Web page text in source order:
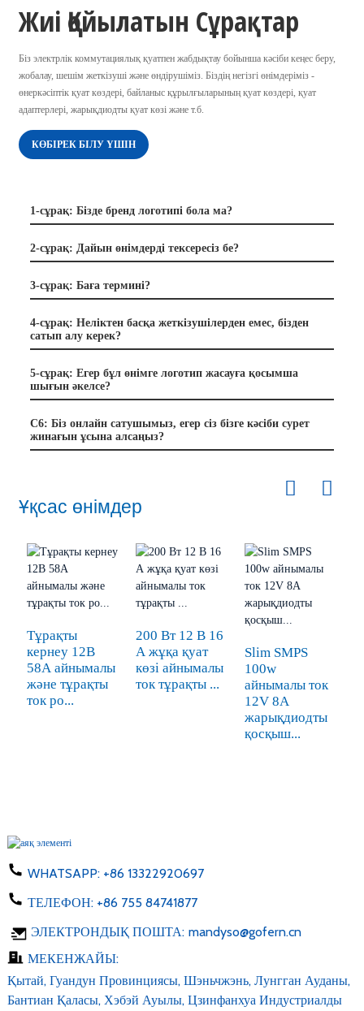
Жиі Қойылатын Сұрақтар
Біз электрлік коммутациялық қуатпен жабдықтау бойынша кәсіби кеңес беру,
жобалау, шешім жеткізуші және өндірушіміз. Біздің негізгі өнімдеріміз -
өнеркәсіптік қуат көздері, байланыс құрылғыларының қуат көздері, қуат
адаптерлері, жарықдиодты қуат көзі және т.б.
КӨБІРЕК БІЛУ ҮШІН
1-сұрақ: Бізде бренд логотипі бола ма?
2-сұрақ: Дайын өнімдерді тексересіз бе?
3-сұрақ: Баға термині?
4-сұрақ: Неліктен басқа жеткізушілерден емес, бізден
сатып алу керек?
5-сұрақ: Егер бұл өнімге логотип жасауға қосымша
шығын әкелсе?
С6: Біз онлайн сатушымыз, егер сіз бізге кәсіби сурет
жинағын ұсына алсаңыз?
Ұқсас өнімдер
Тұрақты
кернеу 12В
58А айнымалы
және тұрақты
ток po...
200 Вт 12 В 16
А жұқа қуат
көзі айнымалы
ток тұрақты ...
Slim SMPS
100w
айнымалы ток
12V 8A
жарықдиодты
қосқыш...
WHATSAPP: +86 13322920697
ТЕЛЕФОН: +86 755 84741877
ЭЛЕКТРОНДЫҚ ПОШТА: mandyso@gofern.cn
МЕКЕНЖАЙЫ:
Қытай, Гуандун Провинциясы, Шэньчжэнь, Лунгган Ауданы,
Бантиан Қаласы, Хэбэй Ауылы, Цзинфанхуа Индустриалды